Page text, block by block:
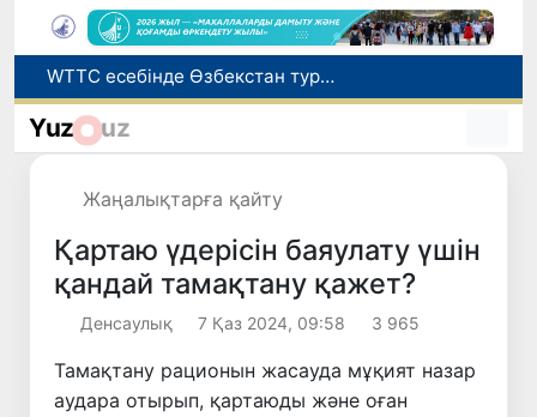
Мүмкіндігі шектеулі талапкерлерге қабылдау емтихандарында қосымша уақыт беріледі
Беларусьтен Өзбекстанға екінші тікелей жүк пойызы жөнелтілді
Yuz uz
Жаңалықтарға қайту
Қартаю үдерісін баяулату үшін
қандай тамақтану қажет?
Денсаулық 7 Қаз 2024, 09:58 3 965
Тамақтану рационын жасауда мұқият назар
аудара отырып, қартаюды және оған